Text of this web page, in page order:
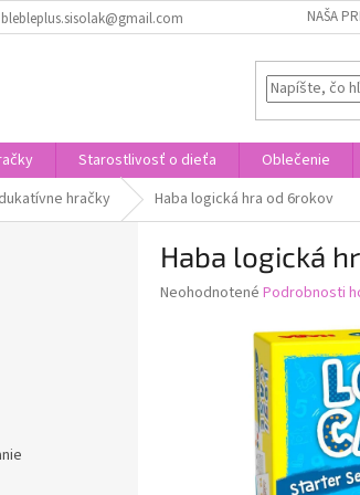
blebleplus.sisolak@gmail.com NAŠA
Starostlivosť o dieťa Oblečenie
hračky Haba logická hra od 6rokov
Haba logická
Priemerné
Neohodnotené Podrobnosti